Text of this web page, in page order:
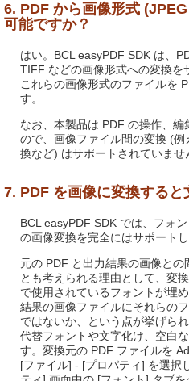
6. PDF から画像形式
可能ですか？
はい。BCL easyPDF SDK は、
TIFF などの画像形式への変換を
これらの画像形式のファイルを
す。
なお、本製品は PDF の操作、
ので、画像ファイル間の変換 (
換など) はサポートされていませ
7. PDF を画像に変換すると
BCL easyPDF SDK では、フォ
の画像変換を完全にはサポートし
元の PDF と出力結果の画像と
とも考えられる理由として、変
で使用されているフォントが埋
結果の画像ファイルにそれらの
ではないか、という点が挙げら
代替フォントや文字化け、空白
す。変換元の PDF ファイルを
[ファイル] - [プロパティ] を選択